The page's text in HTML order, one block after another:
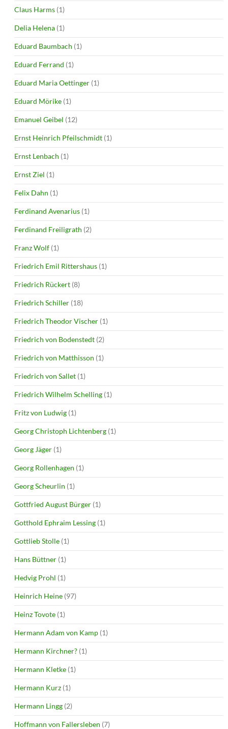
Claus Harms (1)
Delia Helena (1)
Eduard Baumbach (1)
Eduard Ferrand (1)
Eduard Maria Oettinger (1)
Eduard Mörike (1)
Emanuel Geibel (12)
Ernst Heinrich Pfeilschmidt (1)
Ernst Lenbach (1)
Ernst Ziel (1)
Felix Dahn (1)
Ferdinand Avenarius (1)
Ferdinand Freiligrath (2)
Franz Wolf (1)
Friedrich Emil Rittershaus (1)
Friedrich Rückert (8)
Friedrich Schiller (18)
Friedrich Theodor Vischer (1)
Friedrich von Bodenstedt (2)
Friedrich von Matthisson (1)
Friedrich von Sallet (1)
Friedrich Wilhelm Schelling (1)
Fritz von Ludwig (1)
Georg Christoph Lichtenberg (1)
Georg Jäger (1)
Georg Rollenhagen (1)
Georg Scheurlin (1)
Gottfried August Bürger (1)
Gotthold Ephraim Lessing (1)
Gottlieb Stolle (1)
Hans Büttner (1)
Hedvig Prohl (1)
Heinrich Heine (97)
Heinz Tovote (1)
Hermann Adam von Kamp (1)
Hermann Kirchner? (1)
Hermann Kletke (1)
Hermann Kurz (1)
Hermann Lingg (2)
Hoffmann von Fallersleben (7)